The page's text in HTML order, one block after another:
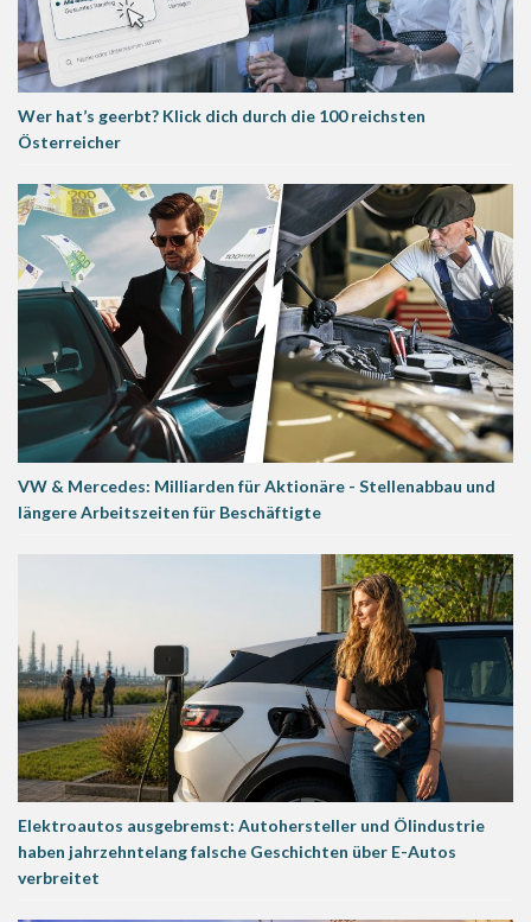
Wer hat’s geerbt? Klick dich durch die 100 reichsten
Österreicher
VW & Mercedes: Milliarden für Aktionäre - Stellenabbau und
längere Arbeitszeiten für Beschäftigte
Elektroautos ausgebremst: Autohersteller und Ölindustrie
haben jahrzehntelang falsche Geschichten über E-Autos
verbreitet